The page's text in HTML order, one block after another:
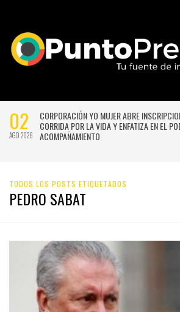
02
AGO 2026
CORPORACIÓN YO MUJER ABRE
CORRIDA POR LA VIDA Y ENFATIZA EN EL
ACOMPAÑAMIENTO
TODOS LOS POSTS ETIQUETADOS
PEDRO SABAT